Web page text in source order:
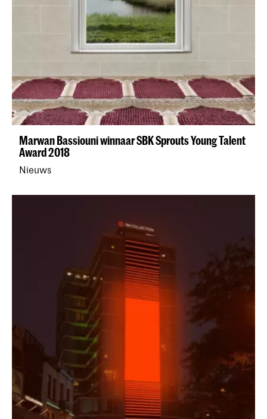
Marwan Bassiouni winnaar SBK Sprouts Young Talent
Award 2018
Nieuws